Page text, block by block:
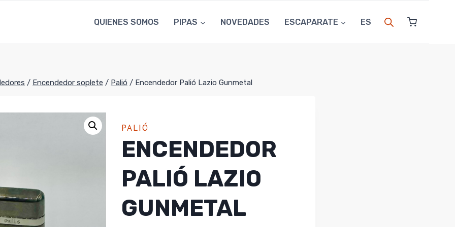
QUIENES SOMOS PIPAS NOVEDADES ESCAPARATE ES
/ Encendedor soplete / Palió / Encendedor Palió Lazio Gunmetal
PALIÓ
ENCENDEDOR
PALIÓ LAZIO
GUNMETAL